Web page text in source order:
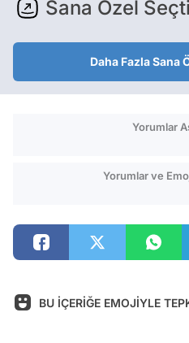
Sana Özel
Daha Fazla Sana
Yorumlar
Yorumlar ve
BU İÇERİĞE EMOJİYLE